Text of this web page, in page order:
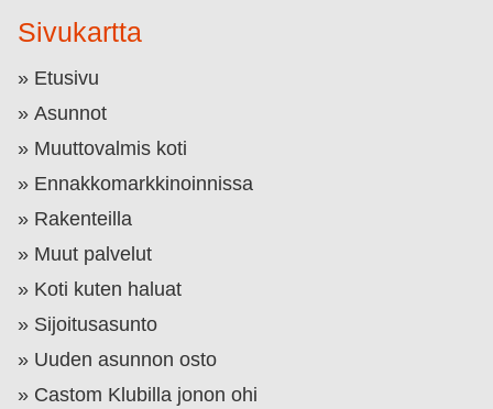
Sivukartta
Etusivu
Asunnot
Muuttovalmis koti
Ennakkomarkkinoinnissa
Rakenteilla
Muut palvelut
Koti kuten haluat
Sijoitusasunto
Uuden asunnon osto
Castom Klubilla jonon ohi